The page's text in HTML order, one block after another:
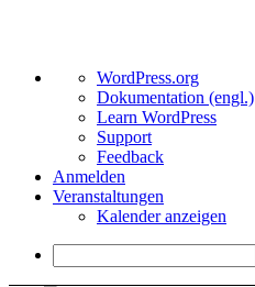
Über
WordPress
WordPress.org
Dokumentation (engl.)
Learn WordPress
Support
Feedback
Anmelden
Veranstaltungen
Kalender anzeigen